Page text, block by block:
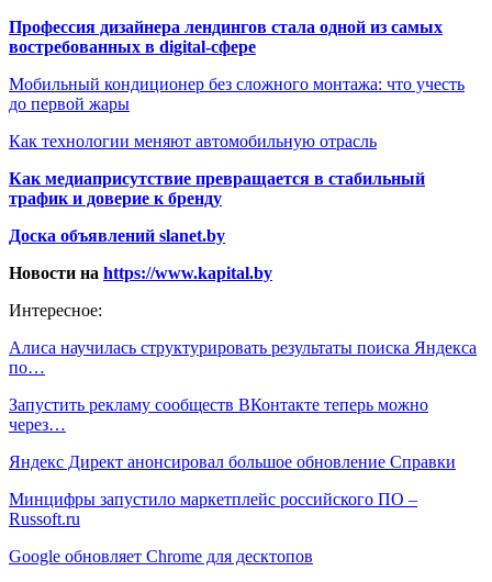
Профессия дизайнера лендингов стала одной из самых
востребованных в digital-сфере
Мобильный кондиционер без сложного монтажа: что учесть
до первой жары
Как технологии меняют автомобильную отрасль
Как медиаприсутствие превращается в стабильный
трафик и доверие к бренду
Доска объявлений slanet.by
Новости на https://www.kapital.by
Интересное:
Алиса научилась структурировать результаты поиска Яндекса
по…
Запустить рекламу сообществ ВКонтакте теперь можно
через…
Яндекс Директ анонсировал большое обновление Справки
Минцифры запустило маркетплейс российского ПО –
Russoft.ru
Google обновляет Chrome для десктопов